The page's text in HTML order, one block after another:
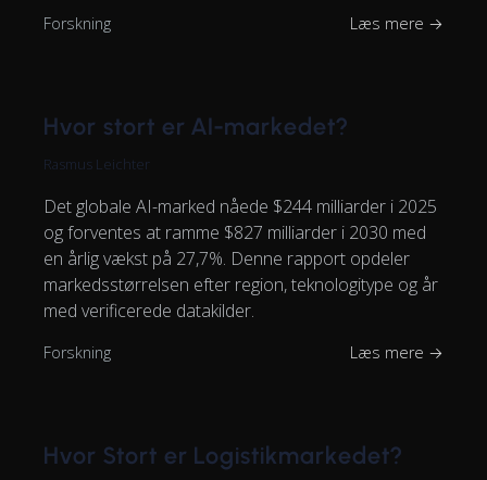
Forskning Læs mere →
Hvor stort er AI-markedet?
Rasmus Leichter
Det globale AI-marked nåede $244 milliarder i 2025
og forventes at ramme $827 milliarder i 2030 med
en årlig vækst på 27,7%. Denne rapport opdeler
markedsstørrelsen efter region, teknologitype og år
med verificerede datakilder.
Forskning Læs mere →
Hvor Stort er Logistikmarkedet?